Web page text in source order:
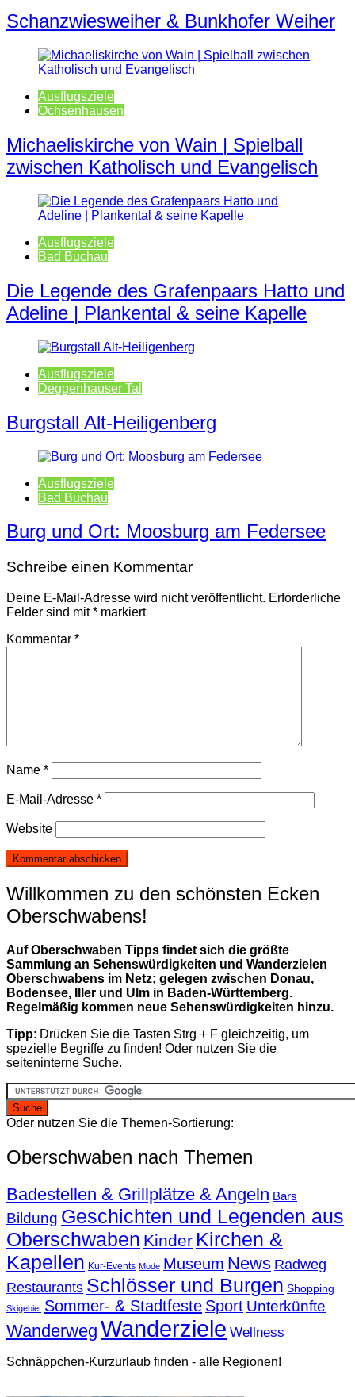
Schanzwiesweiher & Bunkhofer Weiher
Ausflugsziele
Ochsenhausen
Michaeliskirche von Wain | Spielball
zwischen Katholisch und Evangelisch
Ausflugsziele
Bad Buchau
Die Legende des Grafenpaars Hatto und
Adeline | Plankental & seine Kapelle
Ausflugsziele
Deggenhauser Tal
Burgstall Alt-Heiligenberg
Ausflugsziele
Bad Buchau
Burg und Ort: Moosburg am Federsee
Schreibe einen Kommentar
Deine E-Mail-Adresse wird nicht veröffentlicht. Erforderliche
Felder sind mit* markiert
Kommentar *
Name *
E-Mail-Adresse *
Website
Willkommen zu den schönsten Ecken
Oberschwabens!
Auf Oberschwaben Tipps findet sich die größte
Sammlung an Sehenswürdigkeiten und Wanderzielen
Oberschwabens im Netz; gelegen zwischen Donau,
Bodensee, Iller und Ulm in Baden-Württemberg.
Regelmäßig kommen neue Sehenswürdigkeiten hinzu.
Tipp: Drücken Sie die Tasten Strg + F gleichzeitig, um
spezielle Begriffe zu finden! Oder nutzen Sie die
seiteninterne Suche.
Oder nutzen Sie die Themen-Sortierung:
Oberschwaben nach Themen
Badestellen & Grillplätze & Angeln Bars
Bildung Geschichten und Legenden aus
Oberschwaben Kinder Kirchen &
Kapellen Kur-Events Mode Museum News Radweg
Restaurants Schlösser und Burgen Shopping
Skigebiet Sommer- & Stadtfeste Sport Unterkünfte
Wanderweg Wanderziele Wellness
Schnäppchen-Kurzurlaub finden - alle Regionen!